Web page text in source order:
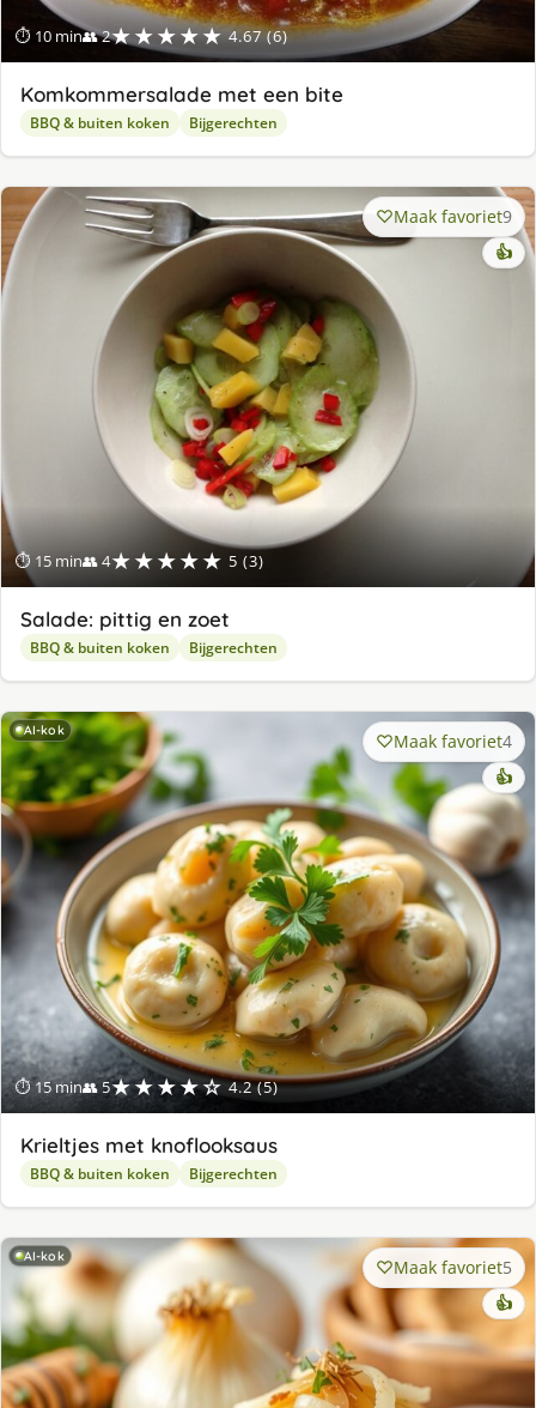
⏱ 10 min👥 2★★★★★ 4.67 (6)
Komkommersalade met een bite
BBQ & buiten koken Bijgerechten
⏱ 15 min👥 4★★★★★ 5 (3)
Maak favoriet9
👍
Salade: pittig en zoet
BBQ & buiten koken Bijgerechten
AI-kok
⏱ 15 min👥 5★★★★☆ 4.2 (5)
Maak favoriet4
👍
Krieltjes met knoflooksaus
BBQ & buiten koken Bijgerechten
AI-kok Maak favoriet5
👍